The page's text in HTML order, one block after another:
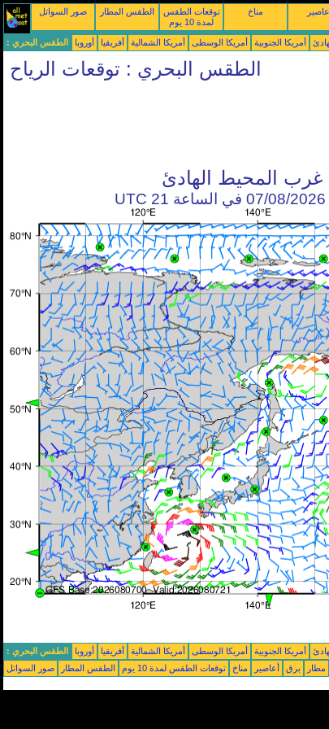
صور السواتل الطقس المطار
توقعات الطقس
لمدة 10 يوم
مناخ
الطقس البحري : أوروبا أفريقيا أمريكا الشمالية أمريكا الوسطى أمريكا الجنوبية
الطقس البحري : توقعات الرياح
المحيط الهادئ
الطقس البحري : أوروبا أفريقيا أمريكا الشمالية أمريكا الوسطى أمريكا الجنوبية
صور السواتل
الطقس المطار توقعات الطقس لمدة 10 يوم مناخ أعاصير برق مطار